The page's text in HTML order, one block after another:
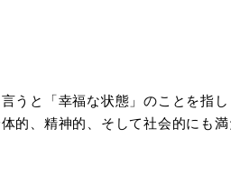
うと「幸福な状態」のことを指
的、精神的、そして社会的にも